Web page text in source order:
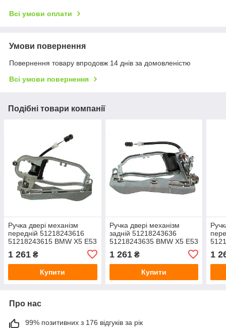
Всі умови оплати
Умови повернення
Повернення товару впродовж 14 днів за домовленістю
Всі умови повернення
Подібні товари компанії
Ручка двері механізм
передній 51218243616
51218243615 BMW X5 E53
1 261 ₴
Купити
Ручка двері механізм
задній 51218243636
51218243635 BMW X5 E53
1 261₴
Купити
1
Про нас
99% позитивних з 176 відгуків за рік